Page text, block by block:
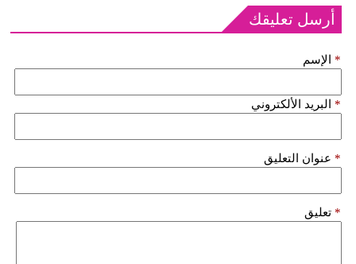
أرسل تعليقك
الإسم *
البريد الألكتروني *
عنوان التعليق *
تعليق *